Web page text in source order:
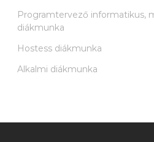
Programtervező informatikus,
diákmunka
Hostess diákmunka
Alkalmi diákmunka